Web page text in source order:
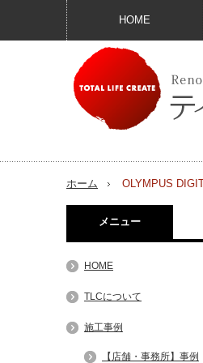
HOME
ホーム OLYMPUS
メニュー
HOME
TLCについて
施工事例
【店舗・事務所】事例